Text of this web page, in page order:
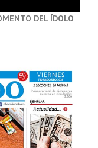
DEL ÍDOLO